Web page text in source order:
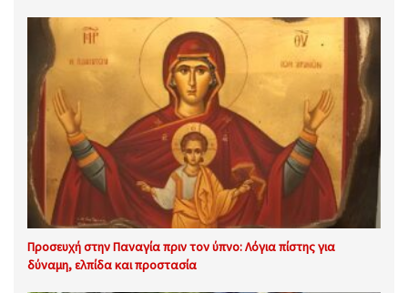
Προσευχή στην Παναγία πριν τον ύπνο: Λόγια πίστης για
δύναμη, ελπίδα και προστασία